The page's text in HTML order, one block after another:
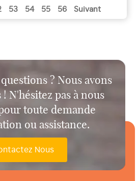
53 54 55 56 Suivant
? Nous avons
! N'hésitez pas à nous
toute demande
ou assistance.
Nous